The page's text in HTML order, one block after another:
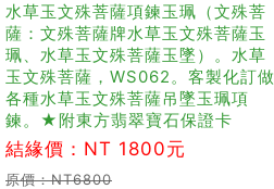
水草玉文殊菩薩項鍊玉珮（文殊菩
薩：文殊菩薩牌水草玉文殊菩薩玉
珮、水草玉文殊菩薩玉墜）。水草
玉文殊菩薩，WS062。客製化訂做
各種水草玉文殊菩薩吊墜玉珮項
鍊。★附東方翡翠寶石保證卡
結緣價：NT 1800元
原價：NT6800